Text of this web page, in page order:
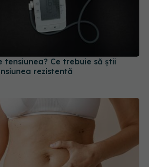
tensiunea? Ce trebuie să știi
rezistentă